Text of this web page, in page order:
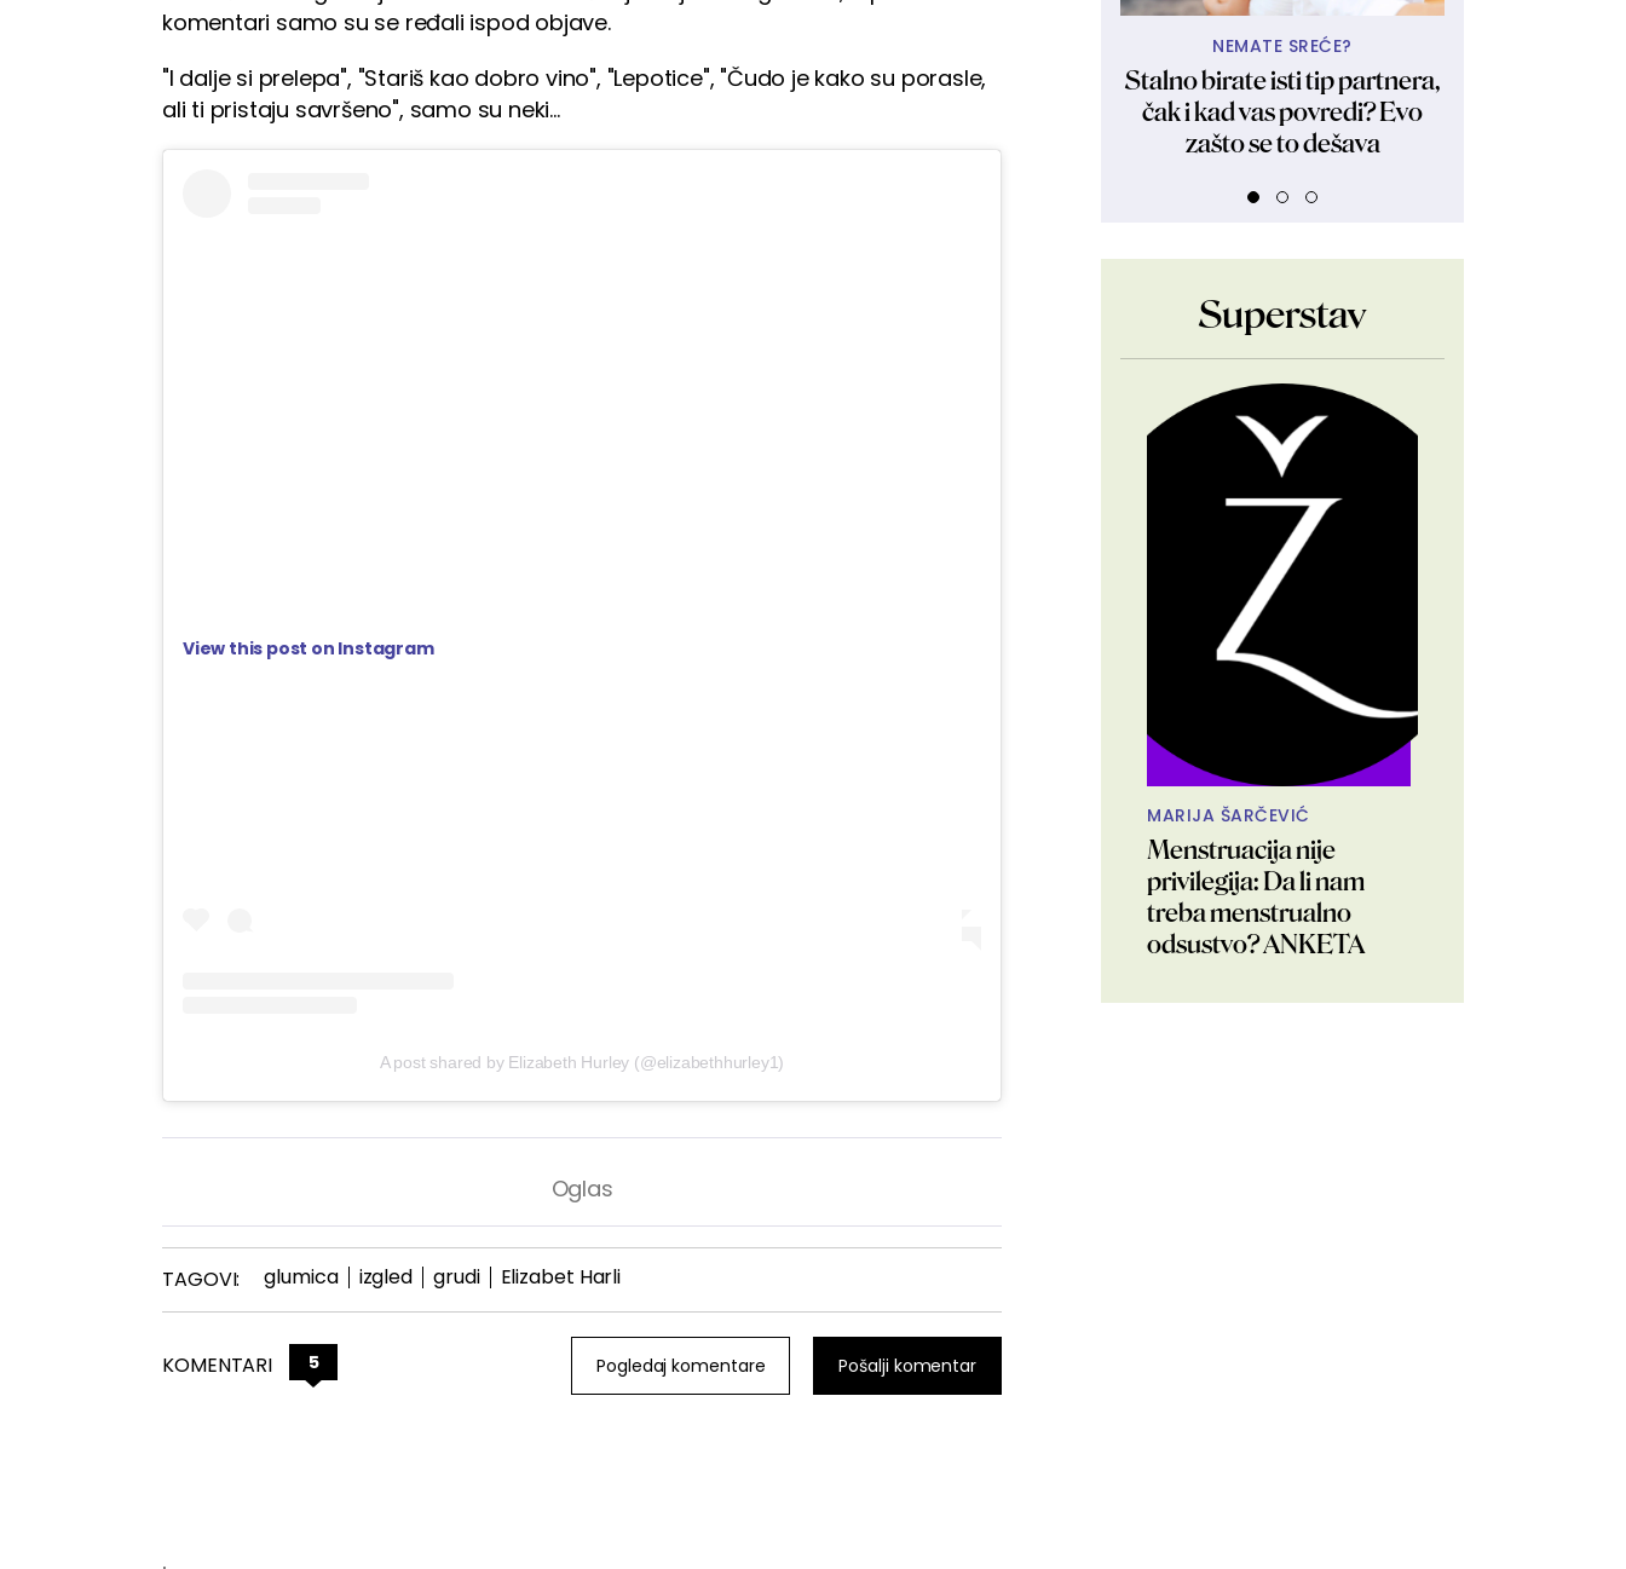
komentari samo su se ređali ispod objave.
"I dalje si prelepa", "Stariš kao dobro vino", "Lepotice", "Čudo je kako su porasle,
ali ti pristaju savršeno", samo su neki...
View this post on Instagram
A post shared by Elizabeth Hurley (@elizabethhurley1)
TAGOVI: glumica izgled grudi Elizabet Harli
KOMENTARI 5 Pogledaj komentare Pošalji komentar
NEMATE SREĆE?
Stalno birate isti tip partnera,
čak i kad vas povredi? Evo
zašto se to dešava
Superstav
MARIJA ŠARČEVIĆ
Menstruacija nije
privilegija: Da li nam
treba menstrualno
odsustvo? ANKETA